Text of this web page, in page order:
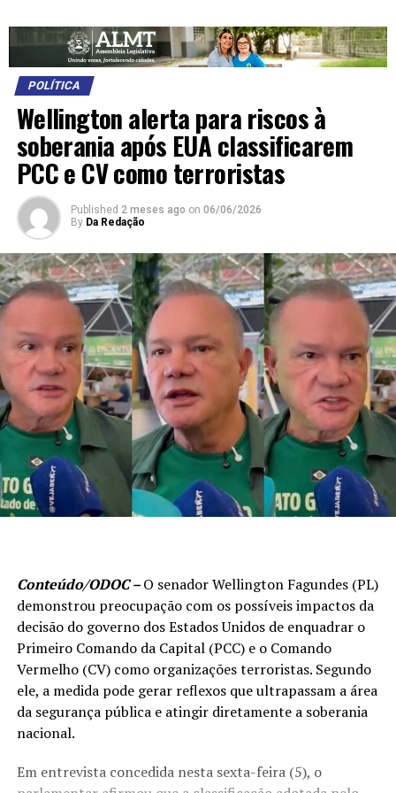
POLÍTICA
Wellington alerta para riscos à
soberania após EUA classificarem
PCC e CV como terroristas
Published 2 meses ago on 06/06/2026
By Da Redação
Conteúdo/ODOC –O senador Wellington Fagundes (PL)
demonstrou preocupação com os possíveis impactos da
decisão do governo dos Estados Unidos de enquadrar o
Primeiro Comando da Capital (PCC) e o Comando
Vermelho (CV) como organizações terroristas. Segundo
ele, a medida pode gerar reflexos que ultrapassam a área
da segurança pública e atingir diretamente a soberania
nacional.
Em entrevista concedida nesta sexta-feira (5), o